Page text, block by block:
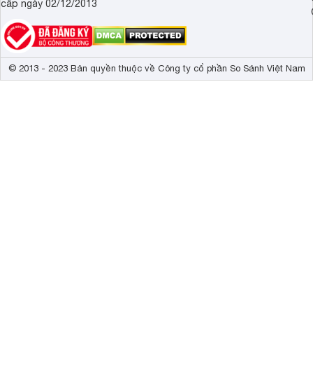
cấp ngày 02/12/2013
© 2013 - 2023 Bản quyền thuộc về Công ty cổ phần So Sánh Việt Nam